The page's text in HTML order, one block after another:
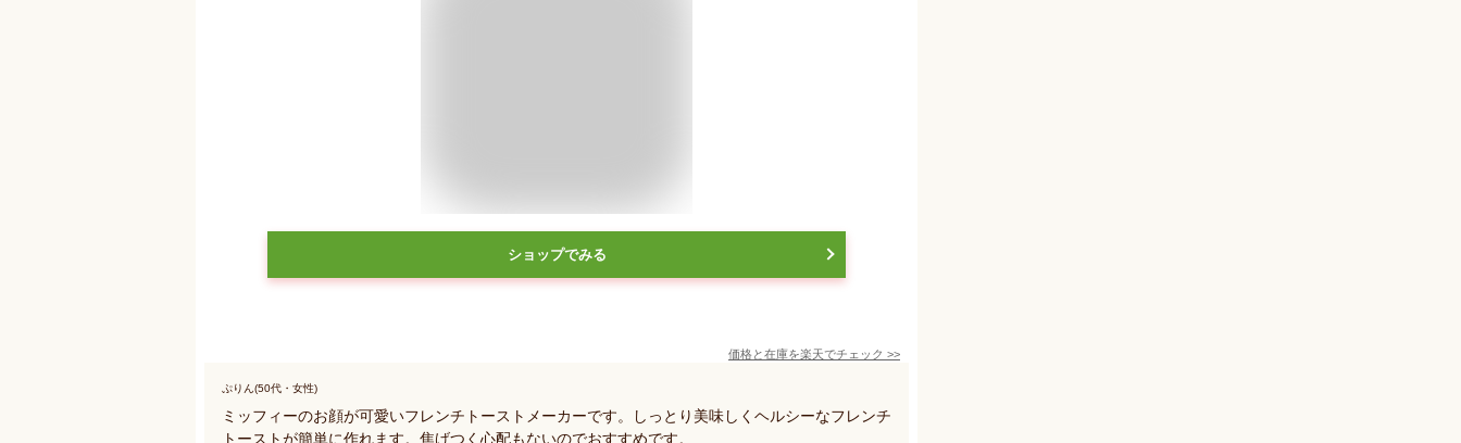
ショップでみる
価格と在庫を楽天でチェック >>
ぷりん(50代・女性)
ミッフィーのお顔が可愛いフレンチトーストメーカーです。しっとり美味しくヘルシーなフレンチ
トーストが簡単に作れます。焦げつく心配もないのでおすすめです。